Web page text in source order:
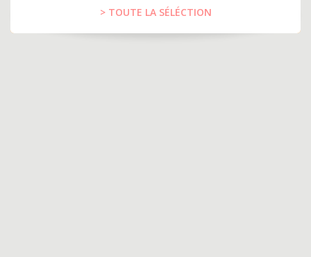
> TOUTE LA SÉLÉCTION